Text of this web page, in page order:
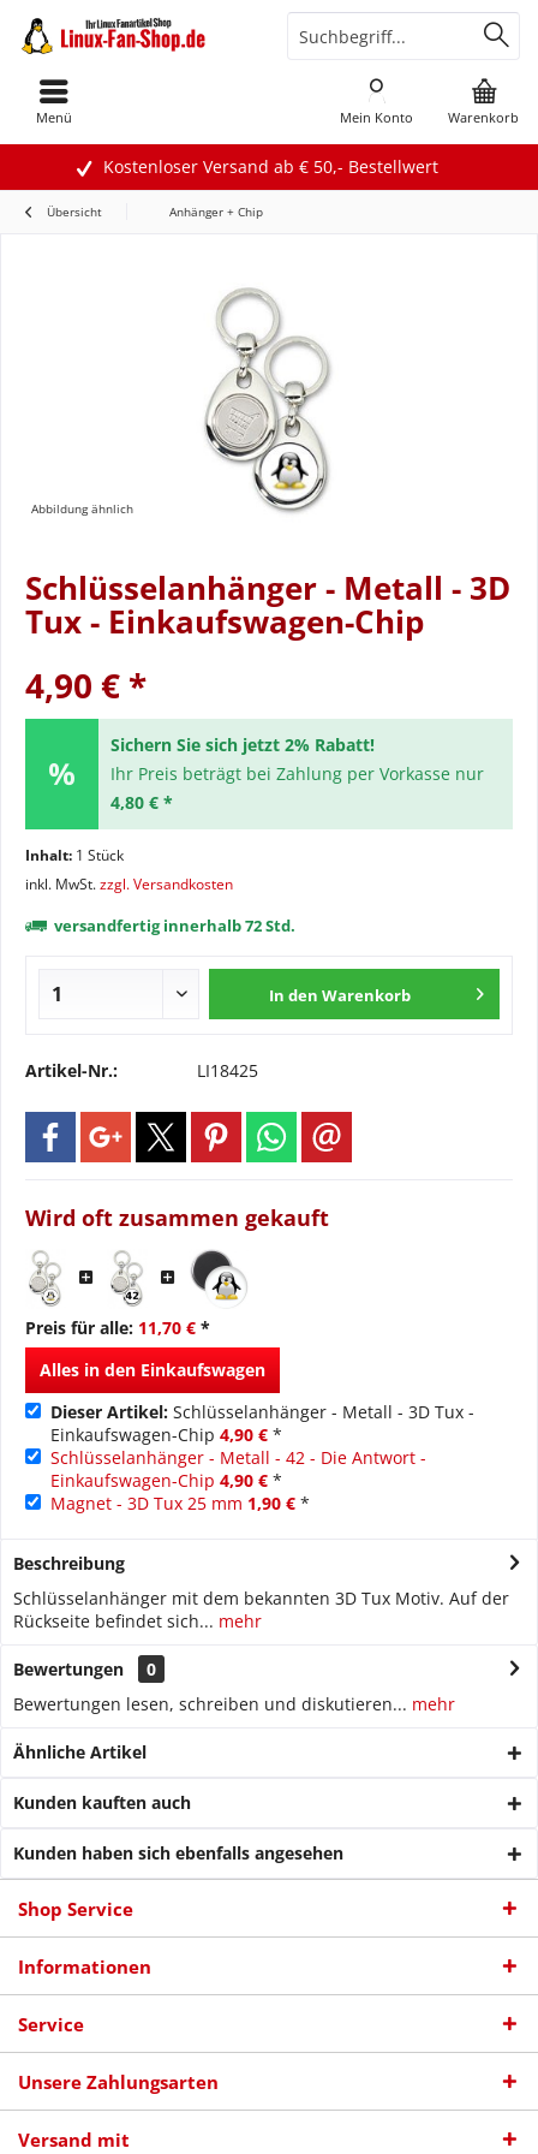
Kostenloser Versand ab € 50,- Bestellwert
Warenkorb
Mein Konto
Menü
Übersicht Anhänger + Chip
Abbildung ähnlich
Schlüsselanhänger - Metall - 3D
Tux - Einkaufswagen-Chip
4,90 € *
Sichern Sie sich jetzt 2% Rabatt!
Ihr Preis beträgt bei Zahlung per Vorkasse nur
4,80 € *
Inhalt: 1 Stück
inkl. MwSt.zzgl. Versandkosten
versandfertig innerhalb 72 Std.
In den Warenkorb
Artikel-Nr.: LI18425
Wird oft zusammen gekauft
Preis für alle: 11,70 € *
Alles in den Einkaufswagen
Dieser Artikel: Schlüsselanhänger - Metall - 3D Tux -
Einkaufswagen-Chip 4,90 € *
Schlüsselanhänger - Metall - 42 - Die Antwort -
Einkaufswagen-Chip 4,90 € *
Magnet - 3D Tux 25 mm 1,90 € *
Beschreibung
Schlüsselanhänger mit dem bekannten 3D Tux Motiv. Auf der
Rückseite befindet sich... mehr
Bewertungen
0
Bewertungen lesen, schreiben und diskutieren... mehr
Ähnliche Artikel
Kunden kauften auch
Kunden haben sich ebenfalls angesehen
Shop Service
Informationen
Service
Unsere Zahlungsarten
Versand mit